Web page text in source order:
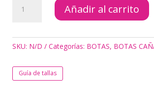
JANE
Añadir al carrito
SKU: N/D Categorías: BOTAS, BOTAS
Guía de tallas